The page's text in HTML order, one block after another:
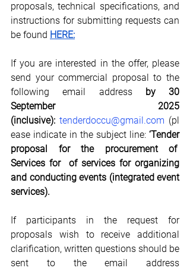
proposals, technical specifications, and
instructions for submitting requests can
be found HERE:
If you are interested in the offer, please
send your commercial proposal to the
following email address by 30
September 2025
(inclusive): tenderdoccu@gmail.com (pl
ease indicate in the subject line: ‘Tender
proposal for the procurement of
Services for  of services for organizing
and conducting events (integrated event
services).
If participants in the request for
proposals wish to receive additional
clarification, written questions should be
sent to the email address